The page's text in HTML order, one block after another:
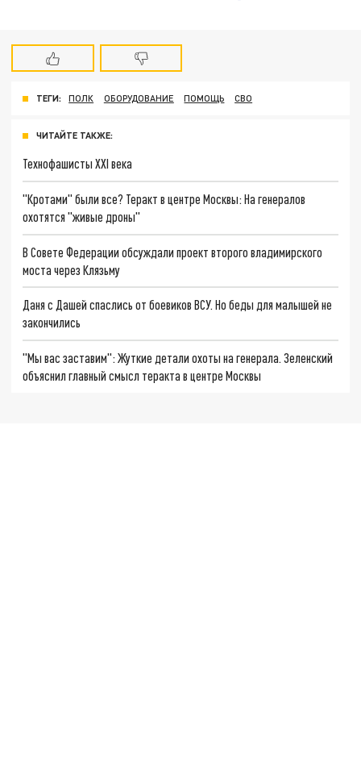
ТЕГИ: ПОЛК ОБОРУДОВАНИЕ ПОМОЩЬ СВО
ЧИТАЙТЕ ТАКЖЕ:
Технофашисты XXI века
"Кротами" были все? Теракт в центре Москвы: На генералов
охотятся "живые дроны"
В Совете Федерации обсуждали проект второго владимирского
моста через Клязьму
Даня с Дашей спаслись от боевиков ВСУ. Но беды для малышей не
закончились
"Мы вас заставим": Жуткие детали охоты на генерала. Зеленский
объяснил главный смысл теракта в центре Москвы